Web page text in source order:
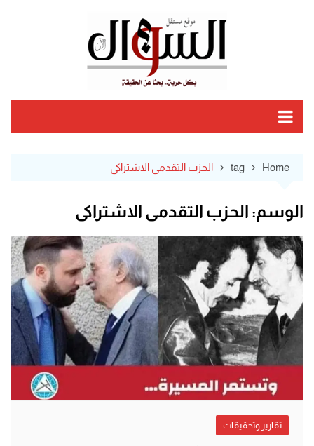
Home
tag الحزب التقدمي الاشتراكي
الوسم: الحزب التقدمي الاشتراكي
تقارير وتحقيقات